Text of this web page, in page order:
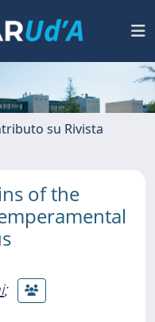
su Rivista
of the
;